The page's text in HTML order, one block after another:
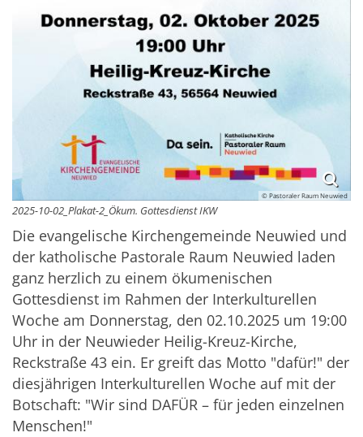
© Pastoraler Raum Neuwied
2025-10-02_Plakat-2_Ökum. Gottesdienst IKW
Die evangelische Kirchengemeinde Neuwied und
der katholische Pastorale Raum Neuwied laden
ganz herzlich zu einem ökumenischen
Gottesdienst im Rahmen der Interkulturellen
Woche am Donnerstag, den 02.10.2025 um 19:00
Uhr in der Neuwieder Heilig-Kreuz-Kirche,
Reckstraße 43 ein. Er greift das Motto "dafür!" der
diesjährigen Interkulturellen Woche auf mit der
Botschaft: "Wir sind DAFÜR – für jeden einzelnen
Menschen!"